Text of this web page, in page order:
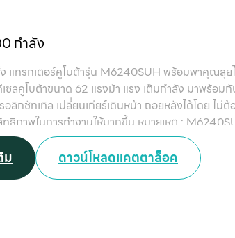
กำลัง
แทรกเตอร์คูโบต้ารุ่น M6240SUH พร้อมพาคุณลุย
ซลคูโบต้าขนาด 62 แรงม้า แรง เต็มกำลัง มาพร้อม
ลิกชัทเทิล เปลี่ยนเกียร์เดินหน้า ถอยหลังได้โดย ไม่
ทธิภาพในการทำงานให้มากขึ้น หมายเหตุ :
ราคา 939,000 บาท M6240SUH Wide Hi-
บาท
ม ดาวน์โหลดแคตตาล็อค